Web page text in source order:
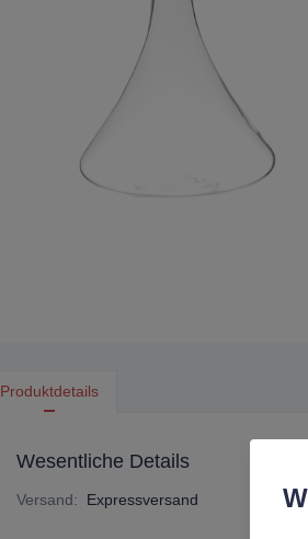
Produktdetails
Wesentliche Details
Versand: Expressversand